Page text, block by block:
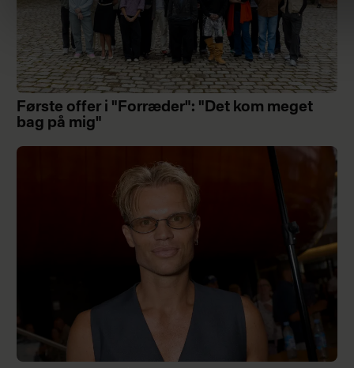
Første offer i "Forræder": "Det kom meget
bag på mig"